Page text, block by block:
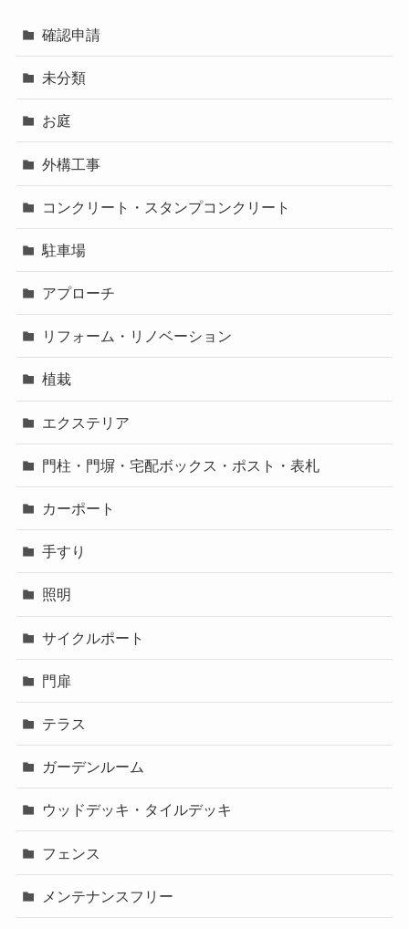
確認申請
未分類
お庭
外構工事
コンクリート・スタンプコンクリート
駐車場
アプローチ
リフォーム・リノベーション
植栽
エクステリア
門柱・門塀・宅配ボックス・ポスト・表札
カーポート
手すり
照明
サイクルポート
門扉
テラス
ガーデンルーム
ウッドデッキ・タイルデッキ
フェンス
メンテナンスフリー